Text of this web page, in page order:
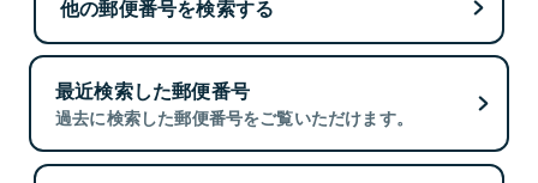
他の郵便番号を検索する
最近検索した郵便番号
過去に検索した郵便番号をご覧いただけます。